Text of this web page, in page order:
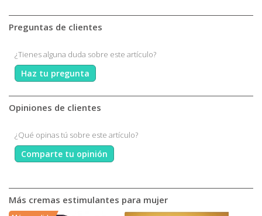
Preguntas de clientes
¿Tienes alguna duda sobre este artículo?
Haz tu pregunta
Opiniones de clientes
¿Qué opinas tú sobre este artículo?
Comparte tu opinión
Más cremas estimulantes para mujer